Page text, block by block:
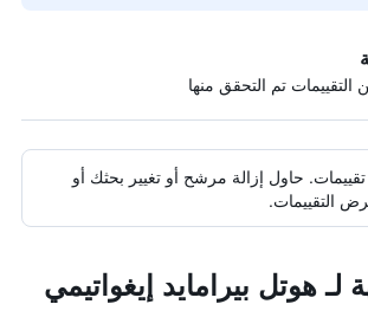
حاول إزالة مرشح أو تغيير بحثك أو
التقييمات.
لـ هوتل بيرامايد إيغواتيمي